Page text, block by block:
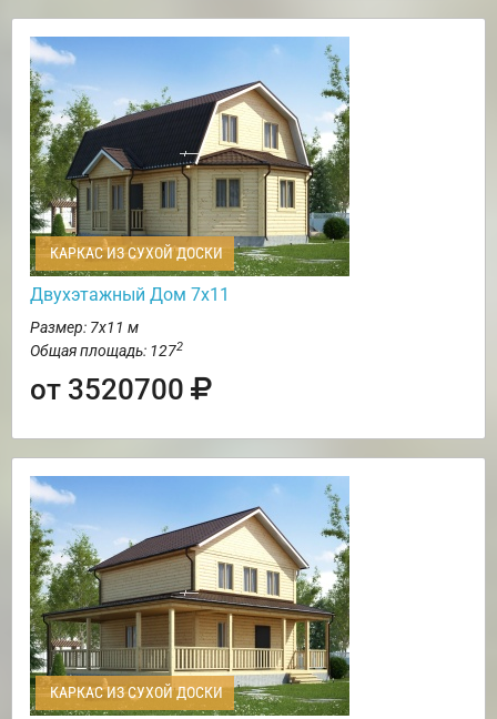
КАРКАС ИЗ СУХОЙ ДОСКИ
Двухэтажный Дом 7х11
Размер: 7х11 м
Общая площадь: 1272
от 3520700
КАРКАС ИЗ СУХОЙ ДОСКИ